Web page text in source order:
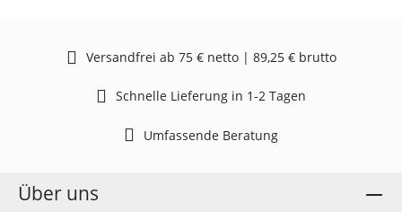
Versandfrei ab 75 € netto | 89,25 € brutto
Schnelle Lieferung in 1-2 Tagen
Umfassende Beratung
Über uns